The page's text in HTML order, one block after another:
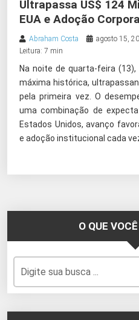
Ultrapassa US$ 124
EUA e Adoção
Abraham Costa agosto 15,
Leitura: 7 min
Na noite de quarta-feira
máxima histórica,
pela primeira vez. O
uma combinação de
Estados Unidos, avanço
e adoção institucional cada
O QUE